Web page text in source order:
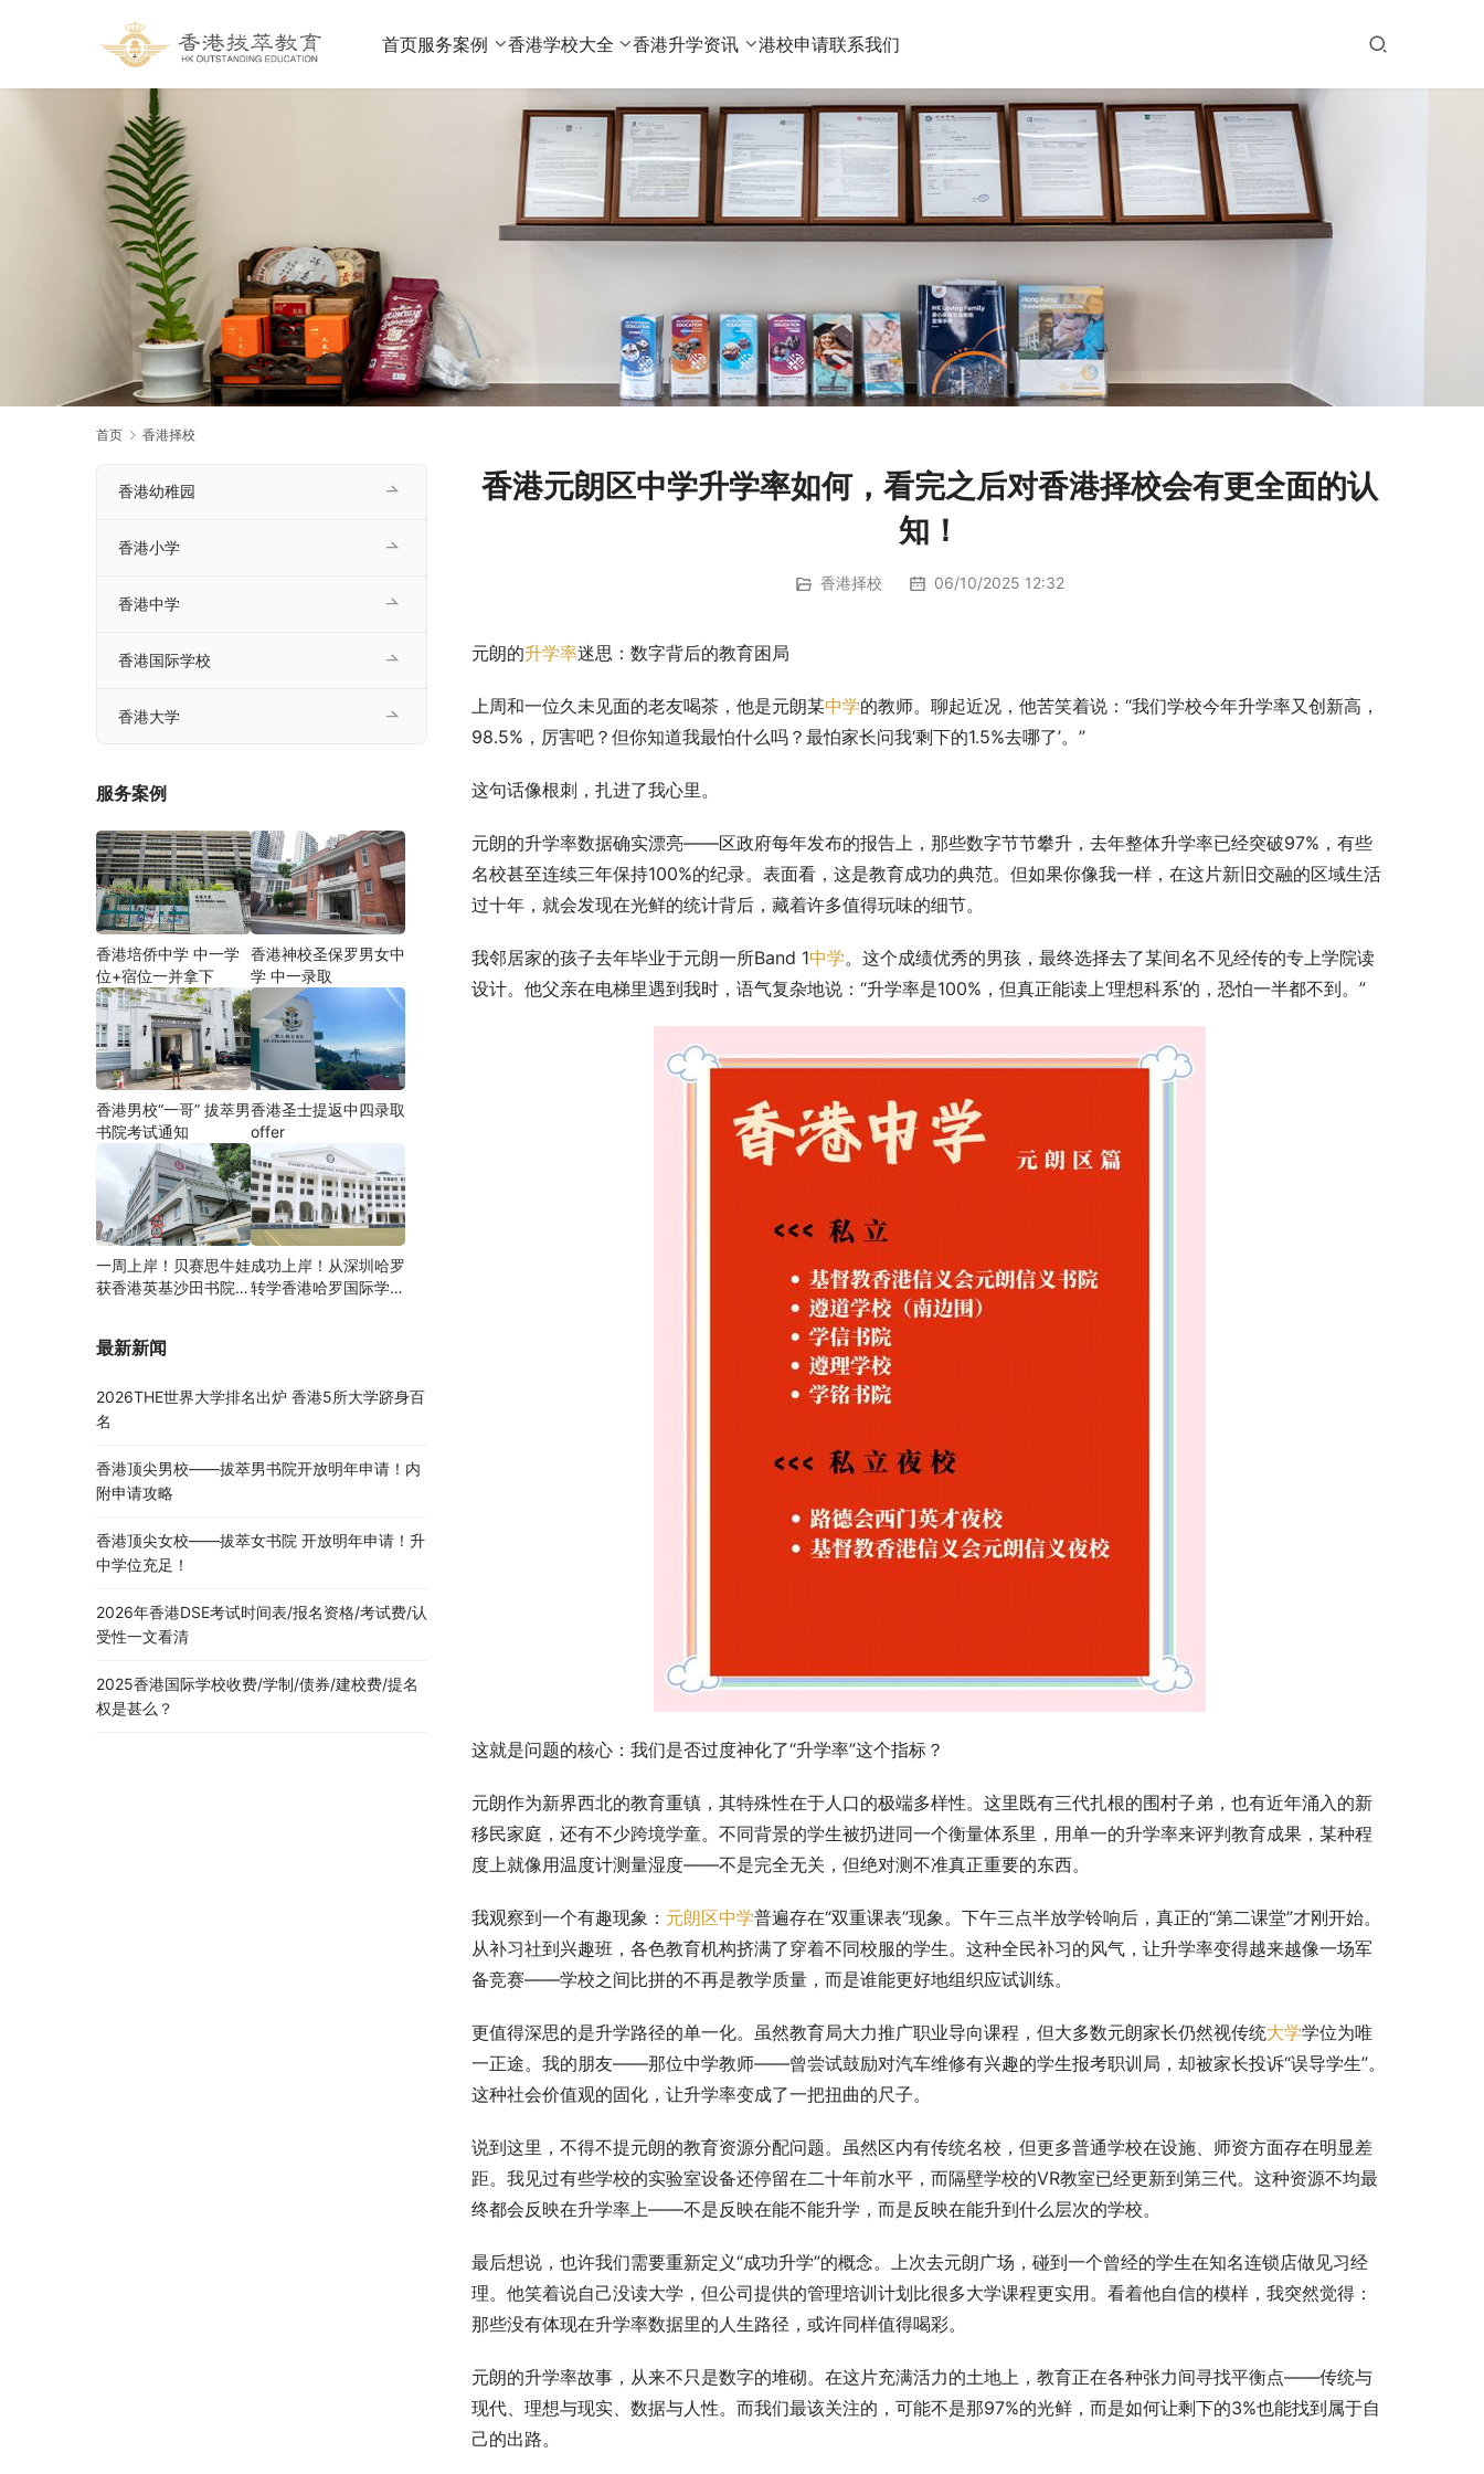
首页服务案例 香港学校大全 香港升学资讯 港校申请联系我们
首页 香港择校
香港元朗区中学升学率如何，看完之后对香港择校会有更全面的认
知！
香港择校 06/10/2025 12:32
元朗的升学率迷思：数字背后的教育困局
上周和一位久未见面的老友喝茶，他是元朗某中学的教师。聊起近况，他苦笑着说：“我们学校今年升学率又创新高，
98.5%，厉害吧？但你知道我最怕什么吗？最怕家长问我‘剩下的1.5%去哪了’。”
这句话像根刺，扎进了我心里。
元朗的升学率数据确实漂亮——区政府每年发布的报告上，那些数字节节攀升，去年整体升学率已经突破97%，有些
名校甚至连续三年保持100%的纪录。表面看，这是教育成功的典范。但如果你像我一样，在这片新旧交融的区域生活
过十年，就会发现在光鲜的统计背后，藏着许多值得玩味的细节。
我邻居家的孩子去年毕业于元朗一所Band 1中学。这个成绩优秀的男孩，最终选择去了某间名不见经传的专上学院读
设计。他父亲在电梯里遇到我时，语气复杂地说：“升学率是100%，但真正能读上‘理想科系’的，恐怕一半都不到。”
这就是问题的核心：我们是否过度神化了“升学率”这个指标？
元朗作为新界西北的教育重镇，其特殊性在于人口的极端多样性。这里既有三代扎根的围村子弟，也有近年涌入的新
移民家庭，还有不少跨境学童。不同背景的学生被扔进同一个衡量体系里，用单一的升学率来评判教育成果，某种程
度上就像用温度计测量湿度——不是完全无关，但绝对测不准真正重要的东西。
我观察到一个有趣现象： 元朗区中学普遍存在“双重课表”现象。下午三点半放学铃响后，真正的“第二课堂”才刚开始。
从补习社到兴趣班，各色教育机构挤满了穿着不同校服的学生。这种全民补习的风气，让升学率变得越来越像一场军
备竞赛——学校之间比拼的不再是教学质量，而是谁能更好地组织应试训练。
更值得深思的是升学路径的单一化。虽然教育局大力推广职业导向课程，但大多数元朗家长仍然视传统大学学位为唯
一正途。我的朋友——那位中学教师——曾尝试鼓励对汽车维修有兴趣的学生报考职训局，却被家长投诉“误导学生”。
这种社会价值观的固化，让升学率变成了一把扭曲的尺子。
说到这里，不得不提元朗的教育资源分配问题。虽然区内有传统名校，但更多普通学校在设施、师资方面存在明显差
距。我见过有些学校的实验室设备还停留在二十年前水平，而隔壁学校的VR教室已经更新到第三代。这种资源不均最
终都会反映在升学率上——不是反映在能不能升学，而是反映在能升到什么层次的学校。
最后想说，也许我们需要重新定义“成功升学”的概念。上次去元朗广场，碰到一个曾经的学生在知名连锁店做见习经
理。他笑着说自己没读大学，但公司提供的管理培训计划比很多大学课程更实用。看着他自信的模样，我突然觉得：
那些没有体现在升学率数据里的人生路径，或许同样值得喝彩。
元朗的升学率故事，从来不只是数字的堆砌。在这片充满活力的土地上，教育正在各种张力间寻找平衡点——传统与
现代、理想与现实、数据与人性。而我们最该关注的，可能不是那97%的光鲜，而是如何让剩下的3%也能找到属于自
己的出路。
香港幼稚园
香港小学
香港中学
香港国际学校
香港大学
服务案例
香港培侨中学 中一学
位+宿位一并拿下
香港神校圣保罗男女中
学 中一录取
香港男校“一哥” 拔萃男
书院考试通知
香港圣士提返中四录取
offer
一周上岸！贝赛思牛娃
获香港英基沙田书院录
成功上岸！从深圳哈罗
转学香港哈罗国际学
最新新闻
2026THE世界大学排名出炉 香港5所大学跻身百
名
香港顶尖男校——拔萃男书院开放明年申请！内
附申请攻略
香港顶尖女校——拔萃女书院 开放明年申请！升
中学位充足！
2026年香港DSE考试时间表/报名资格/考试费/认
受性一文看清
2025香港国际学校收费/学制/债券/建校费/提名
权是甚么？